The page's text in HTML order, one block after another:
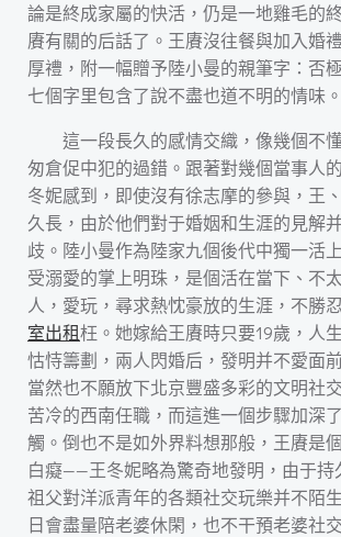
論是終成家屬的快活，仍是一地雞毛的
賡有關的后話了。王賡沒往餐與加入婚
厚禮，附一幅贈予陸小曼的親筆字：否
七個字里包含了說不盡也道不明的情味。
這一段長久的感情交織，像幾個不
匆倉促中犯的過錯。跟著對幾個當事人
冬妮感到，即使沒有徐志摩的參與，王
久長，由於他們對于婚姻和生涯的見解
歧。陸小曼作為陸家九個後代中獨一活
受溺愛的掌上明珠，是個活在當下、不
人，愛玩，尋求熱忱豪放的生涯，不勝
室出租枉。她嫁給王賡時只要19歲，人
怙恃籌劃，兩人閃婚后，發明并不愛面
當然也不願放下北京豐盛多彩的文明社
苦冷的西南任職，而這進一個步驟加深
觸。倒也不是如外界料想那般，王賡是
白癡——王冬妮略為驚奇地發明，由于持
祖父對洋派青年的各類社交玩樂并不陌
日會盡量陪老婆休閑，也不干預老婆社